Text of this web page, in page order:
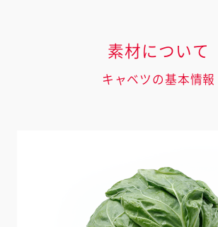
素材について
キャベツの基本情報